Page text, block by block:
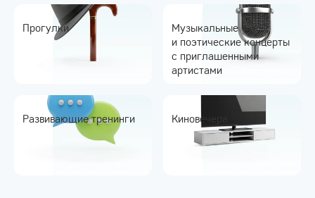
Прогулки
Музыкальные
и поэтические концерты
с приглашенными
артистами
Развивающие тренинги Киновечера